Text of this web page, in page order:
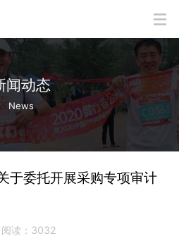
闻动态
News
于委托开展采购专项审计
阅读：3032